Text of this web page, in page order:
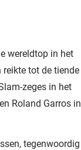
wereldtop in het
reikte tot de tiende
zeges in het
Roland Garros in
tegenwoordig